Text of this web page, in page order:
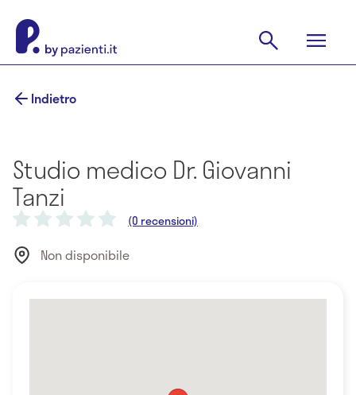
Indietro
Studio medico Dr. Giovanni
Tanzi
(0 recensioni)
Non disponibile